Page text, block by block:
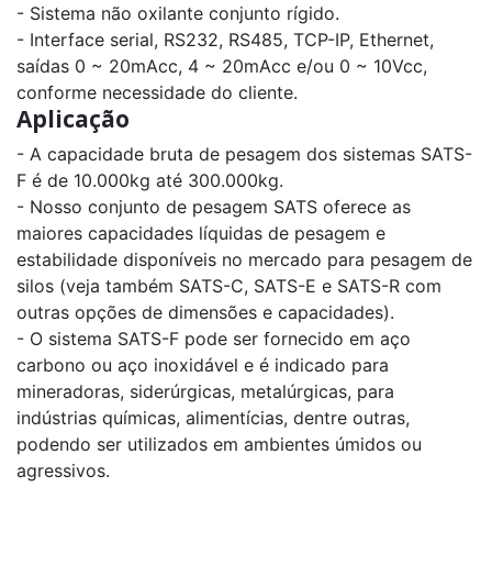
- Sistema não oxilante conjunto rígido.
- Interface serial, RS232, RS485, TCP-IP, Ethernet,
saídas 0 ~ 20mAcc, 4 ~ 20mAcc e/ou 0 ~ 10Vcc,
conforme necessidade do cliente.
Aplicação
- A capacidade bruta de pesagem dos sistemas SATS-
F é de 10.000kg até 300.000kg.
- Nosso conjunto de pesagem SATS oferece as
maiores capacidades líquidas de pesagem e
estabilidade disponíveis no mercado para pesagem de
silos (veja também SATS-C, SATS-E e SATS-R com
outras opções de dimensões e capacidades).
- O sistema SATS-F pode ser fornecido em aço
carbono ou aço inoxidável e é indicado para
mineradoras, siderúrgicas, metalúrgicas, para
indústrias químicas, alimentícias, dentre outras,
podendo ser utilizados em ambientes úmidos ou
agressivos.